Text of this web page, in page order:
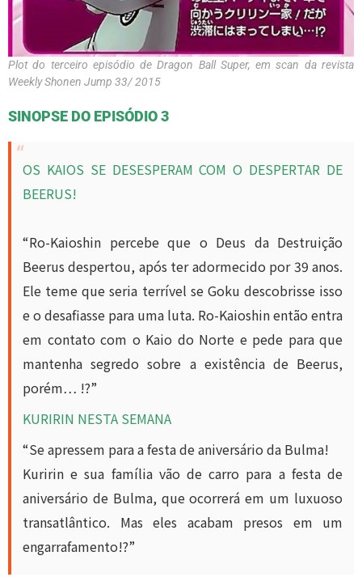
Plot do terceiro episódio de Dragon Ball Super, em scan da revista
Weekly Shonen Jump 33/ 2015
SINOPSE DO EPISÓDIO 3
OS KAIOS SE DESESPERAM COM O DESPERTAR DE
BEERUS!
“Ro-Kaioshin percebe que o Deus da Destruição
Beerus despertou, após ter adormecido por 39 anos.
Ele teme que seria terrível se Goku descobrisse isso
e o desafiasse para uma luta. Ro-Kaioshin então entra
em contato com o Kaio do Norte e pede para que
mantenha segredo sobre a existência de Beerus,
porém… !?”
KURIRIN NESTA SEMANA
“Se apressem para a festa de aniversário da Bulma!
Kuririn e sua família vão de carro para a festa de
aniversário de Bulma, que ocorrerá em um luxuoso
transatlântico. Mas eles acabam presos em um
engarrafamento!?”